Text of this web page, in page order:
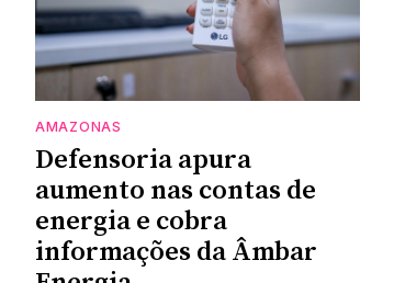
AMAZONAS
Defensoria apura
aumento nas contas de
energia e cobra
informações da Âmbar